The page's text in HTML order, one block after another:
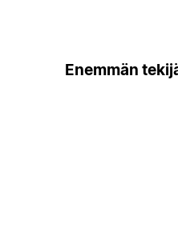
Enemmän